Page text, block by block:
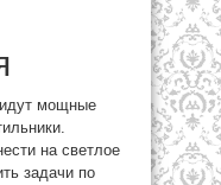
мощные
на светлое
задачи по